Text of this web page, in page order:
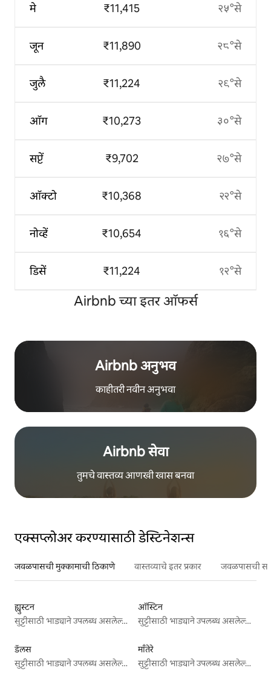
मे
जून
जुलै
ऑग
सप्टें
ऑक्टो
नोव्हें
डिसें
₹11,415
₹11,890
₹11,224
₹10,273
₹9,702
₹10,368
₹10,654
₹11,224
२५°से
२८°से
२९°से
३०°से
२७°से
२२°से
१६°से
१२°से
Airbnb च्या इतर ऑफर्स
Airbnb अनुभव
काहीतरी नवीन अनुभवा
Airbnb सेवा
तुमचे वास्तव्य आणखी खास बनवा
एक्सप्लोअर करण्यासाठी डेस्टिनेशन्स
जवळपासची मुक्कामाची ठिकाणे वास्तव्याचे इतर प्रकार जवळपासची
ह्युस्टन
सुट्टीसाठी भाड्याने उपलब्ध असलेल्या जागा
ऑस्टिन
सुट्टीसाठी भाड्याने उपलब्ध असलेल्या जागा
डॅलस
सुट्टीसाठी भाड्याने उपलब्ध असलेल्या जागा
माँतेरे
सुट्टीसाठी भाड्याने उपलब्ध असलेल्या जागा